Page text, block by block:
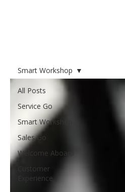
效率與透明度 客戶背景
BMW 台灣經銷體系，以
ACES（Autonomous、
Connected、Electrified、
Services） 為品牌策略核
心，持續推動數位化與客戶
體驗升級。 挑戰與痛點 SA
接待量高、聯繫工作繁重 傳
統溝通工具難以即時傳遞維
修進度 資訊延誤易引發客訴
與顧客不滿 專案成效 聯繫效
All Posts
Service Go
Smart Workshop
Sales Go
Welcome Aboard
Customer
Experience
Smart Workshop